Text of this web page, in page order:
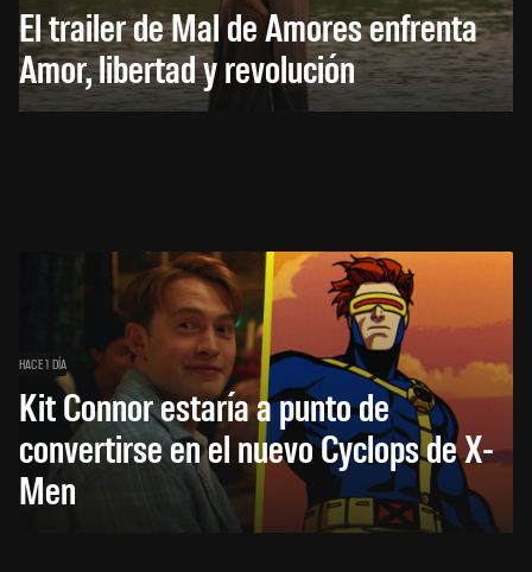
El trailer de Mal de Amores enfrenta
Amor, libertad y revolución
HACE 1 DÍA
Kit Connor estaría a punto de
convertirse en el nuevo Cyclops de X-
Men